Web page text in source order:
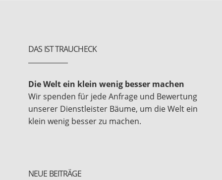
DAS IST TRAUCHECK
Die Welt ein klein wenig besser machen
Wir spenden für jede Anfrage und Bewertung
unserer Dienstleister Bäume, um die Welt ein
klein wenig besser zu machen.
NEUE BEITRÄGE